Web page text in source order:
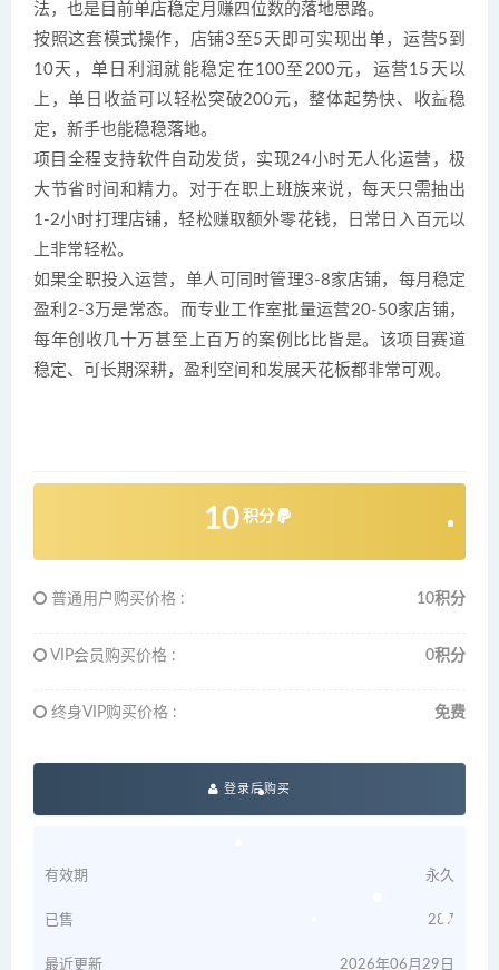
法，也是目前单店稳定月赚四位数的落地思路。
按照这套模式操作，店铺3至5天即可实现出单，运营5到
10天，单日利润就能稳定在100至200元，运营15天以
上，单日收益可以轻松突破200元，整体起势快、收益稳
定，新手也能稳稳落地。
项目全程支持软件自动发货，实现24小时无人化运营，极
大节省时间和精力。对于在职上班族来说，每天只需抽出
1-2小时打理店铺，轻松赚取额外零花钱，日常日入百元以
上非常轻松。
如果全职投入运营，单人可同时管理3-8家店铺，每月稳定
盈利2-3万是常态。而专业工作室批量运营20-50家店铺，
每年创收几十万甚至上百万的案例比比皆是。该项目赛道
稳定、可长期深耕，盈利空间和发展天花板都非常可观。
10 积分
普通用户购买价格 : 10积分
VIP会员购买价格 : 0积分
终身VIP购买价格 : 免费
登录后购买
有效期 永久
已售 287
最近更新 2026年06月29日